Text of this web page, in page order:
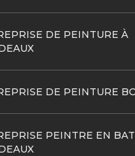
DE PEINTURE À
DE PEINTURE
PEINTRE EN